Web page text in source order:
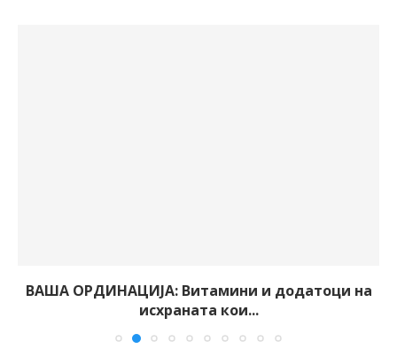
ВАША ОРДИНАЦИЈА: Витамини и додатоци на
исхраната кои...